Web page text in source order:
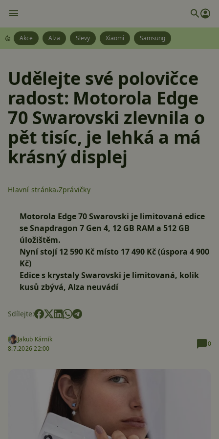
Akce Alza Slevy Xiaomi Samsung
Udělejte své polovičce
radost: Motorola Edge
70 Swarovski zlevnila o
pět tisíc, je lehká a má
krásný displej
Hlavní stránka Zprávičky
Motorola Edge 70 Swarovski je limitovaná edice
seSnapdragon 7 Gen 4, 12 GB RAM a 512 GB
úložištěm.
Nyní stojí 12 590 Kč místo 17 490 Kč (úspora 4 900
Kč)
Edice s krystaly Swarovski je limitovaná, kolik
kusů zbývá, Alza neuvádí
Sdílejte:
Jakub Kárník
8.7.2026 22:00
0